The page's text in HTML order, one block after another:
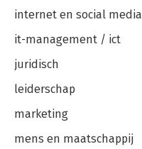
internet en social media
it-management / ict
juridisch
leiderschap
marketing
mens en maatschappij